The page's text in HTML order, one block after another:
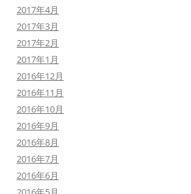
2017年4月
2017年3月
2017年2月
2017年1月
2016年12月
2016年11月
2016年10月
2016年9月
2016年8月
2016年7月
2016年6月